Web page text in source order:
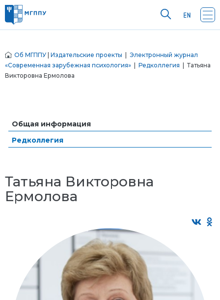
Об МГППУ Издательские проекты
Электронный журнал
«Современная зарубежная психология»
Редколлегия | Татьяна
Викторовна Ермолова
Общая информация
Редколлегия
Татьяна Викторовна
Ермолова